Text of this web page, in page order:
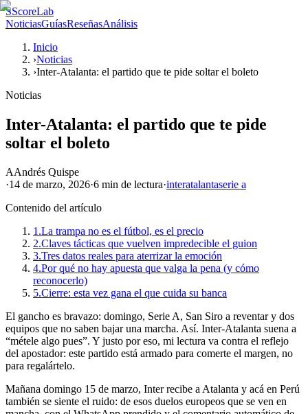
SScoreLab
NoticiasGuíasReseñasAnálisis
Inicio
›Noticias
›Inter-Atalanta: el partido que te pide soltar el boleto
Noticias
Inter-Atalanta: el partido que te pide
soltar el boleto
AAndrés Quispe
·14 de marzo, 2026·6 min de lectura·interatalantaserie a
Contenido del artículo
1.La trampa no es el fútbol, es el precio
2.Claves tácticas que vuelven impredecible el guion
3.Tres datos reales para aterrizar la emoción
4.Por qué no hay apuesta que valga la pena (y cómo
reconocerlo)
5.Cierre: esta vez gana el que cuida su banca
El gancho es bravazo: domingo, Serie A, San Siro a reventar y dos
equipos que no saben bajar una marcha. Así. Inter-Atalanta suena a
“métele algo pues”. Y justo por eso, mi lectura va contra el reflejo
del apostador: este partido está armado para comerte el margen, no
para regalártelo.
Mañana domingo 15 de marzo, Inter recibe a Atalanta y acá en Perú
también se siente el ruido: de esos duelos europeos que se ven en